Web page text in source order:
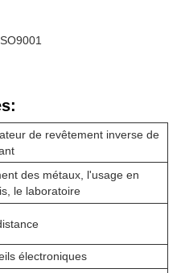
de revêtement inverse de
des métaux, l'usage en
le laboratoire
électroniques